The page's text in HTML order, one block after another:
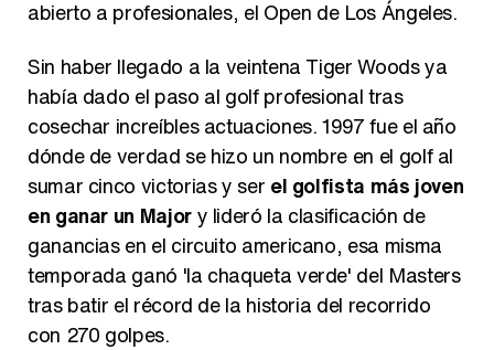
abierto a profesionales, el Open de Los Ángeles.
Sin haber llegado a la veintena Tiger Woods ya
había dado el paso al golf profesional tras
cosechar increíbles actuaciones. 1997 fue el año
dónde de verdad se hizo un nombre en el golf al
sumar cinco victorias y ser el golfista más joven
en ganar un Majory lideró la clasificación de
ganancias en el circuito americano, esa misma
temporada ganó 'la chaqueta verde' del Masters
tras batir el récord de la historia del recorrido
con 270 golpes.